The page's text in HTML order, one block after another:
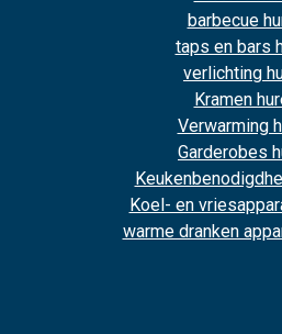
barbecue
taps en bars
verlichting
Kramen
Verwarming
Garderobes
Koel- en
warme dranken